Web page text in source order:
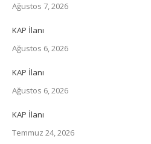
Ağustos 7, 2026
KAP İlanı
Ağustos 6, 2026
KAP İlanı
Ağustos 6, 2026
KAP İlanı
Temmuz 24, 2026